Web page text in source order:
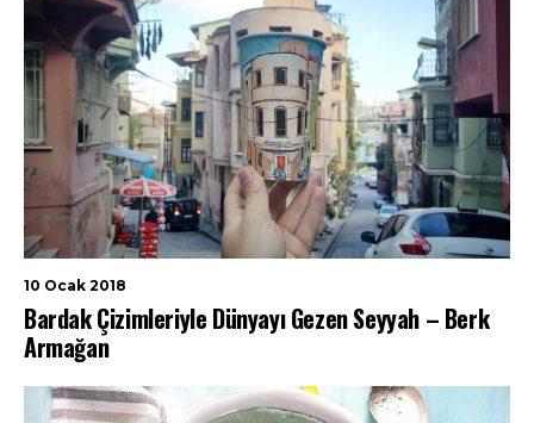
10 Ocak 2018
Bardak Çizimleriyle Dünyayı Gezen Seyyah – Berk
Armağan